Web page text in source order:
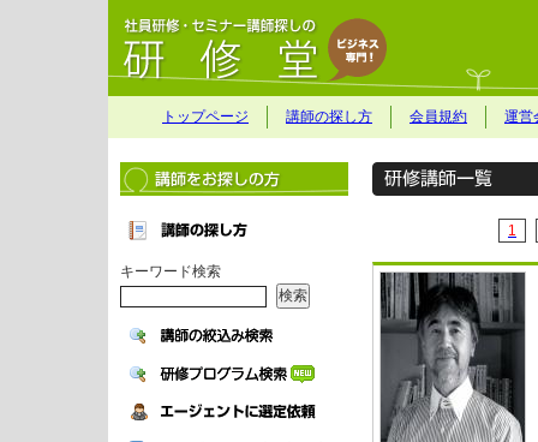
トップページ 講師の探し方 会員規約 運営
キーワード検索
1